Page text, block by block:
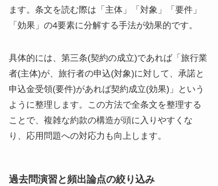
ます。条文を読む際は「主体」「対象」「要件」
「効果」の4要素に分解する手法が効果的です。
具体的には、第三条(契約の成立)であれば「旅行業
者(主体)が、旅行者の申込(対象)に対して、承諾と
申込金受領(要件)があれば契約成立(効果)」という
ように整理します。この方法で全条文を整理する
ことで、複雑な約款の構造が頭に入りやすくな
り、応用問題への対応力も向上します。
過去問演習と頻出論点の絞り込み